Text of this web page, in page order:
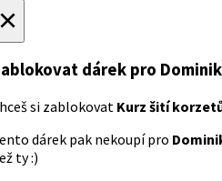
dárek pro
si zablokovat Kurz šití
dárek pak nekoupí pro
ty :)